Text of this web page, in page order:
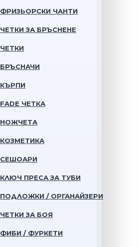
ФРИЗЬОРСКИ ЧАНТИ
ЧЕТКИ ЗА БРЪСНЕНЕ
ЧЕТКИ
БРЪСНАЧИ
КЪРПИ
FADE ЧЕТКА
НОЖЧЕТА
КОЗМЕТИКА
СЕШОАРИ
КЛЮЧ ПРЕСА ЗА ТУБИ
ПОДЛОЖКИ / ОРГАНАЙЗЕРИ
ЧЕТКИ ЗА БОЯ
ФИБИ / ФУРКЕТИ